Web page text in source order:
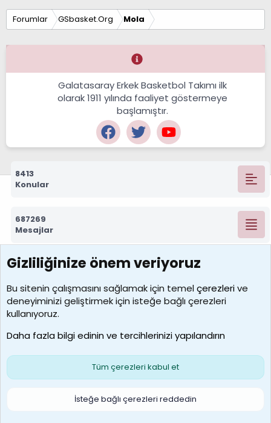
Forumlar GSbasket.Org Mola
Galatasaray Erkek Basketbol Takımı ilk
olarak 1911 yılında faaliyet göstermeye
başlamıştır.
8413
Konular
687269
Mesajlar
7388
Kullanıcılar
borabekirogluu
Son üye
Çerezler
S
Gizliliğinize önem veriyoruz
Bu sitenin çalışmasını sağlamak için temelçerezlerive
deneyiminizi geliştirmek için isteğe bağlı çerezleri
kullanıyoruz.
Daha fazla bilgi edinin ve tercihlerinizi yapılandırın
Tüm çerezleri kabul et
İsteğe bağlı çerezleri reddedin